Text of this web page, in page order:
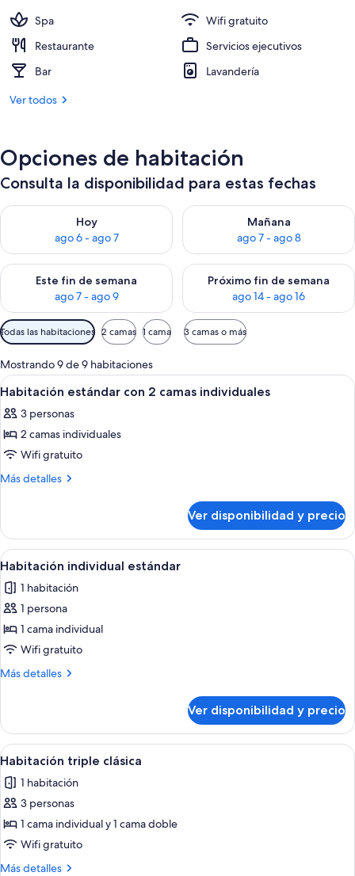
Exterior
Spa
Wifi gratuito
Restaurante
Servicios ejecutivos
Bar
Lavandería
Ver todos
Opciones de habitación
Consulta la disponibilidad para estas fechas
Hoy
ago 6 - ago 7
Consulta la disponibilidad para hoy ago 6 - ago 7
Mañana
ago 7 - ago 8
Consulta la disponibilidad
Este fin de semana
ago 7 - ago 9
Consulta la disponibilidad para este fin de semana ago 7 -
Próximo fin de semana
ago 14 - ago 16
Consulta la disponibilidad
Filtros
disponibles
para
las
habitaciones
Todas las habitaciones 2 camas 1 cama 3 camas o más
Mostrando 9 de 9 habitaciones
Ver
todas
las
fotos
de
Habitación
2
camas
individuales
Habitación de hotel con dos camas,
5
Habitación estándar con 2 camas individuales
3 personas
2 camas individuales
Wifi gratuito
Más detalles
Más
estándar
con
2
individuales
Ver disponibilidad y precio
Ver
todas
las
fotos
de
Habitación
individual
Habitación de hotel con cabecera
4
Habitación individual estándar
1 habitación
1 persona
1 cama individual
Wifi gratuito
Más detalles
Más
individual
estándar
Ver disponibilidad y precio
Ver
todas
las
fotos
de
Habitación
triple
Habitación de hotel con dos camas,
4
Habitación triple clásica
1 habitación
3 personas
1 cama individual y 1 cama doble
Wifi gratuito
Más detalles
Más